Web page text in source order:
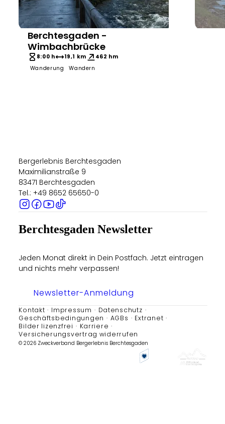
Bergerlebnis Berchtesgaden
Berchtesgaden -
Wimbachbrücke
8:00 h 19,1 km
462 hm
Wanderung
Wandern
Bergerlebnis Berchtesgaden
Maximilianstraße 9
83471 Berchtesgaden
Tel.: +49 8652 65650-0
Berchtesgaden Newsletter
Jeden Monat direkt in Dein Postfach. Jetzt eintragen
und nichts mehr verpassen!
Newsletter-Anmeldung
Kontakt Impressum
Datenschutz
Geschäftsbedingungen
AGBs
Extranet
Bilder lizenzfrei
Karriere
Versicherungsvertrag widerrufen
© 2026 Zweckverband Bergerlebnis Berchtesgaden